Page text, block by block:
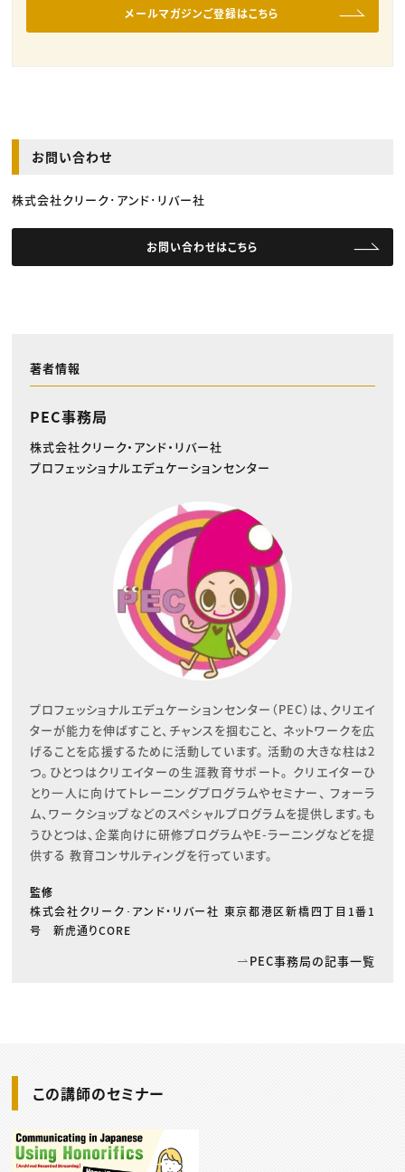
メールマガジンご登録はこちら
お問い合わせ
株式会社クリーク･アンド･リバー社
お問い合わせはこちら
著者情報
PEC事務局
株式会社クリーク・アンド・リバー社
プロフェッショナルエデュケーションセンター
プロフェッショナルエデュケーションセンター（PEC）は、クリエイ
ターが能力を伸ばすこと、チャンスを掴むこと、 ネットワークを広
げることを応援するために活動しています。 活動の大きな柱は2
つ。ひとつはクリエイターの生涯教育サポート。 クリエイターひ
とり一人に向けてトレーニングプログラムやセミナー、 フォーラ
ム、ワークショップなどのスペシャルプログラムを提供します。も
うひとつは、企業向けに研修プログラムやE-ラーニングなどを提
供する 教育コンサルティングを行っています。
監修
株式会社クリーク･アンド・リバー社 東京都港区新橋四丁目1番1
号 新虎通りCORE
PEC事務局の記事一覧
この講師のセミナー